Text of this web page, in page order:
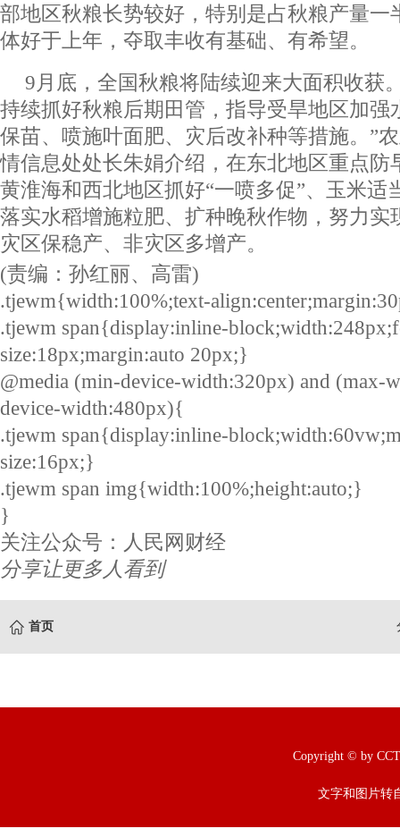
部地区秋粮长势较好，特别是占秋粮产量一
体好于上年，夺取丰收有基础、有希望。
9月底，全国秋粮将陆续迎来大面积收获
持续抓好秋粮后期田管，指导受旱地区加强
保苗、喷施叶面肥、灾后改补种等措施。”
情信息处处长朱娟介绍，在东北地区重点防
黄淮海和西北地区抓好“一喷多促”、玉米适
落实水稻增施粒肥、扩种晚秋作物，努力实
灾区保稳产、非灾区多增产。
(责编：孙红丽、高雷)
.tjewm{width:100%;text-
.tjewm span{display:inline-
size:18px;margin:auto 20px;}
@media (min-device-width:320px) and (max-
device-width:480px){
.tjewm span{display:inline-
size:16px;}
.tjewm span img{width:100%;height:auto;}
}
关注公众号：人民网财经
分享让更多人看到
首页
Copyright © by
文字和图片转